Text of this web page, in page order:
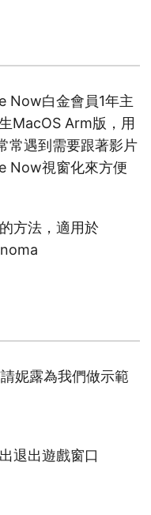
Now白金會員1年主
MacOS Arm版，用
常遇到需要跟著影片
Now視窗化來方便
方法，適用於
妮露為我們做示範
退出遊戲窗口